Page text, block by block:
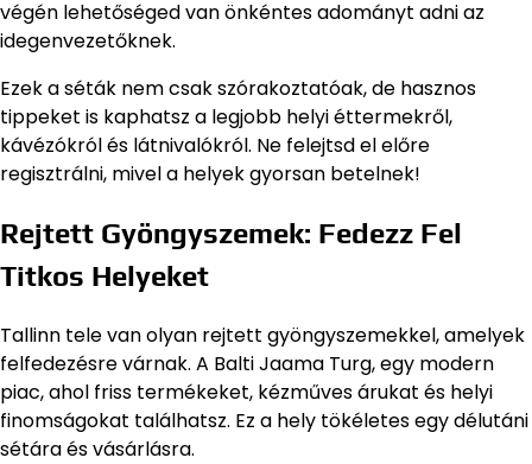
végén lehetőséged van önkéntes adományt adni az
idegenvezetőknek.
Ezek a séták nem csak szórakoztatóak, de hasznos
tippeket is kaphatsz a legjobb helyi éttermekről,
kávézókról és látnivalókról. Ne felejtsd el előre
regisztrálni, mivel a helyek gyorsan betelnek!
Rejtett Gyöngyszemek: Fedezz Fel
Titkos Helyeket
Tallinn tele van olyan rejtett gyöngyszemekkel, amelyek
felfedezésre várnak. A Balti Jaama Turg, egy modern
piac, ahol friss termékeket, kézműves árukat és helyi
finomságokat találhatsz. Ez a hely tökéletes egy délutáni
sétára és vásárlásra.